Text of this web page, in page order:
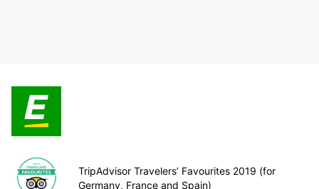
TripAdvisor Travelers’ Favourites 2019 (for
Germany, France and Spain)